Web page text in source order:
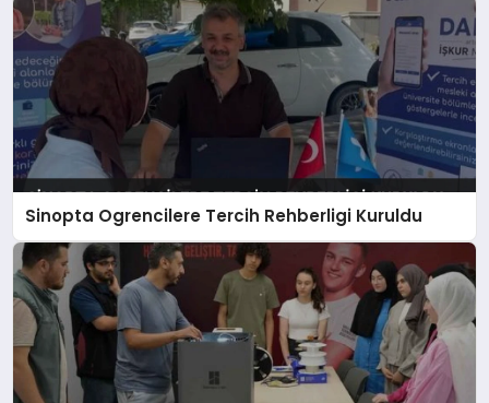
Sinopta Ogrencilere Tercih Rehberligi Kuruldu